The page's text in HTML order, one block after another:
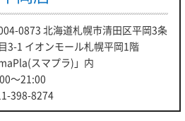
、NEC、VAIO、DELL、
などなど！
日対応いたします！
ー川口店は
」より 徒歩約22分の
舗がございます！
0873 北海道札幌市清田区平岡3条
3-1 イオンモール札幌平岡1階
スマプラ)」内
～21:00
398-8274